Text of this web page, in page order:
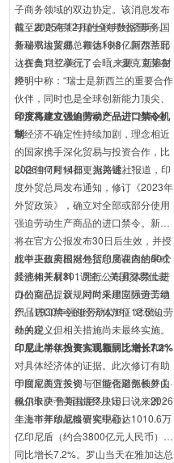
子商务领域的双边协定。该消息发布
前，麦克克莱与瑞士联邦经济事务国
务秘书埃莱娜・布德利格・阿尔蒂耶
达在奥克兰举行了会晤。麦克克莱在
声明中称：“瑞士是新西兰的重要合作
伙伴，同时也是全球创新能力顶尖、
经济高度发达的国家之一。”“当前全
球经济不确定性持续加剧，理念相近
的国家携手深化贸易与投资合作，比
以往任何时候都更为关键。”
截至2025年12月的全年数据显示，
新瑞双边贸易总额达18.8亿新西兰元
（折合11亿美元）。（来源：新浪财
经）
印度将建立强迫劳动产品进口禁令机
制
2026年7月14日，据路透社报道，印
度外贸总局发布通知，修订《2023年
外贸政策》，确立对全部或部分使用
强迫劳动生产商品的进口禁令。新规
将在官方公报发布30日后生效，并授
权中央政府根据外贸总局调查结果或
其他相关材料，另行公布具体禁止进
口的商品。新规同时采用国际劳工组
织《1930年强迫劳动公约》对强迫劳
动的定义。
此举正值美国对包括印度在内的60个
经济体开展301调查。美国贸易代表
办公室已提议，对尚未建立强迫劳动
产品进口禁令的经济体加征12.5%额
外关税，但相关措施尚未最终实施。
印度此前认为美方调查缺乏充分和针
对具体经济体的证据。此次修订有助
于回应美方关切，但能否避免额外关
税仍取决于美国最终决定。（来源：
上海市开放战略研究中心）
印尼上半年投资实现额同比增长7.2%
印度尼西亚投资与下游化部部长罗山·
佩尔卡萨·鲁斯拉尼7月16日说，2026
年上半年印尼投资实现额达1010.6万
亿印尼盾（约合3800亿元人民币），
同比增长7.2%。罗山当天在雅加达总